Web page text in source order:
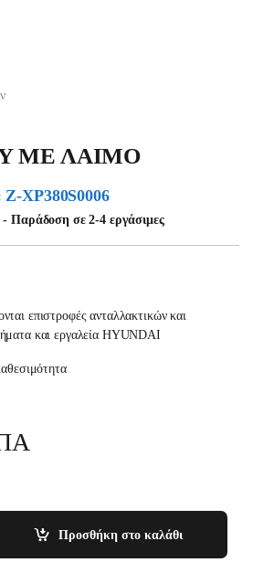
ΜΕ ΛΑΙΜΟ
Z-XP380S0006
- Παράδοση σε 2-4 εργάσιμες
επιστροφές ανταλλακτικών και
και εργαλεία HYUNDAI
Προσθήκη στο καλάθι